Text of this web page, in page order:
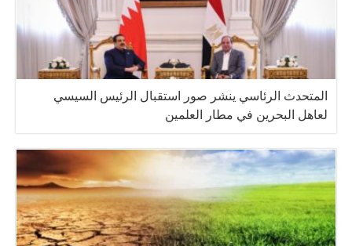
المتحدث الرئاسي ينشر صور استقبال الرئيس السيسي
لعاهل البحرين في مطار العلمين